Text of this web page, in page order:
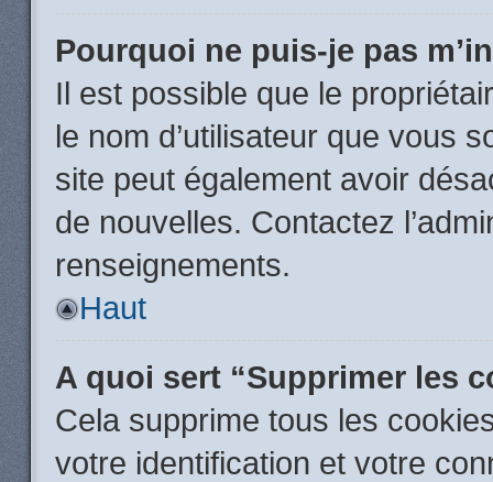
Pourquoi ne puis-je pas
Il est possible que le
le nom d’utilisateur que vous
site peut également avoir
de nouvelles. Contactez
renseignements.
Haut
A quoi sert “Supprimer les
Cela supprime tous les
votre identification et votre